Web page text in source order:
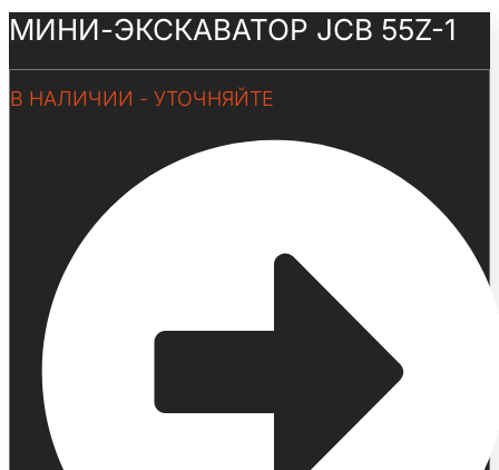
МИНИ-ЭКСКАВАТОР JCB 55Z-1
В НАЛИЧИИ - УТОЧНЯЙТЕ